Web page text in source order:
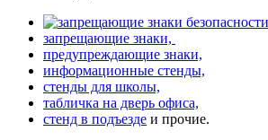
запрещающие знаки,
предупреждающие знаки,
информационные стенды,
стенды для школы,
табличка на дверь офиса,
стенд в подъезде и прочие.